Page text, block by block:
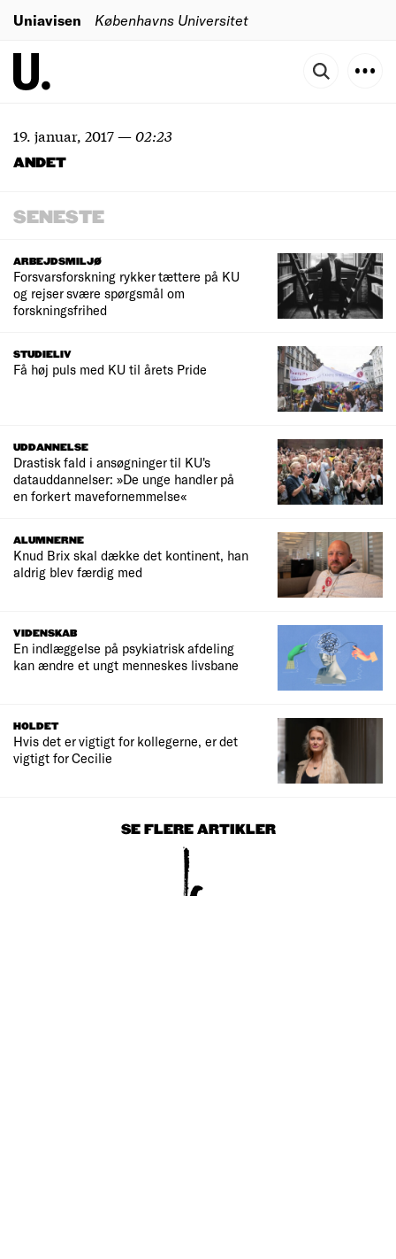
Uniavisen Københavns Universitet
19. januar, 2017—02:23
ANDET
SENESTE
ARBEJDSMILJØ
Forsvarsforskning rykker tættere på KU
og rejser svære spørgsmål om
forskningsfrihed
STUDIELIV
Få høj puls med KU til årets Pride
UDDANNELSE
Drastisk fald i ansøgninger til KU's
datauddannelser: »De unge handler på
en forkert mavefornemmelse«
ALUMNERNE
Knud Brix skal dække det kontinent, han
aldrig blev færdig med
VIDENSKAB
En indlæggelse på psykiatrisk afdeling
kan ændre et ungt menneskes livsbane
HOLDET
Hvis det er vigtigt for kollegerne, er det
vigtigt for Cecilie
SE FLERE ARTIKLER